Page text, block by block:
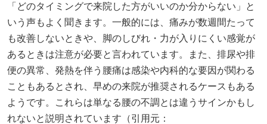
「どのタイミングで来院した方がいいのか分からない」と
いう声もよく聞きます。一般的には、痛みが数週間たって
も改善しないときや、脚のしびれ・力が入りにくい感覚が
あるときは注意が必要と言われています。また、排尿や排
便の異常、発熱を伴う腰痛は感染や内科的な要因が関わる
こともあるとされ、早めの来院が推奨されるケースもある
ようです。これらは単なる腰の不調とは違うサインかもし
れないと説明されています（引用元：